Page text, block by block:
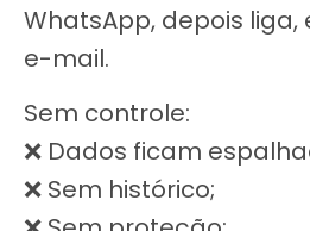
WhatsApp, depois
e-mail.
Sem controle:
❌ Dados ficam
❌ Sem histórico;